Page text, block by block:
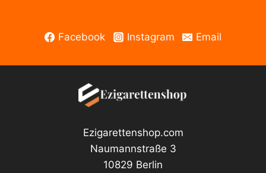
Facebook Instagram Email
Ezigarettenshop.com
Naumannstraße 3
10829 Berlin